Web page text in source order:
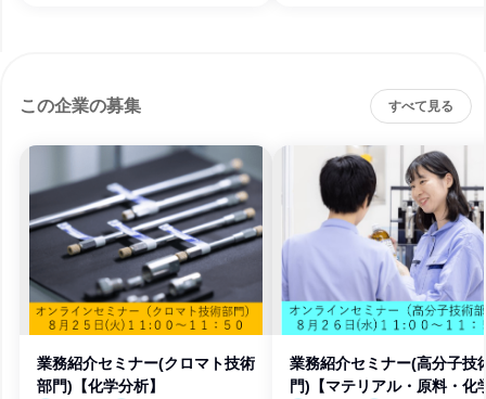
この企業の募集 すべて見る
業務紹介セミナー(クロマト技術
部門)【化学分析】
業務紹介セミナー(高分子技
門)【マテリアル・原料・化